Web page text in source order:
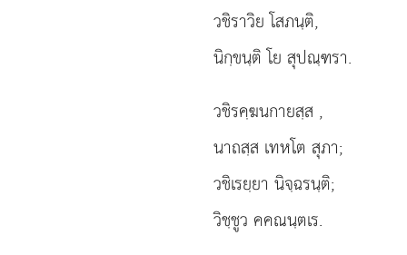
วชิราวิย โสภนฺติ,
นิกฺขนฺติ โย สุปณฺฑรา.
วชิรคฺฆนกายสฺส ,
นาถสฺส เทหโต สุภา;
วชิเรยฺยา นิจฺฉรนฺติ;
วิชฺชูว คคณนฺตเร.